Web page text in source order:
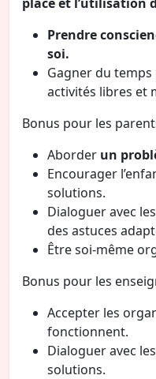
Prendre
soi.
Gagner du
activités libres et
Bonus pour les
Aborder un
Encourager
solutions.
Dialoguer avec
des astuces
Être soi-même
Bonus pour les
Accepter les
fonctionnent.
Dialoguer avec
solutions.